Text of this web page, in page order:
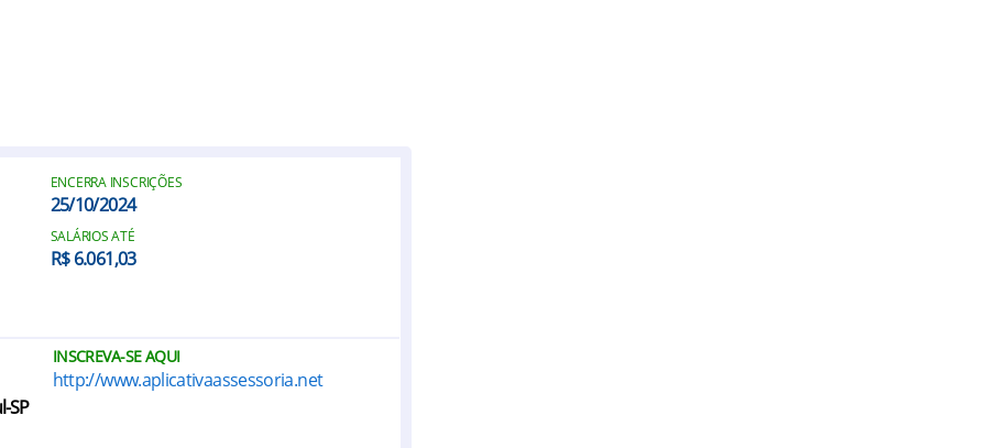
ENCERRA INSCRIÇÕES
25/10/2024
SALÁRIOS ATÉ
R$ 6.061,03
SP
INSCREVA-SE AQUI
http://www.aplicativaassessoria.net